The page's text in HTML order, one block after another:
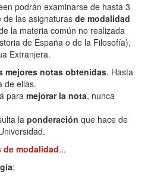
podrán examinarse de hasta 3
de las asignaturas de modalidad
la materia común no realizada
de España o de la Filosofía),
Extranjera.
mejores notas obtenidas. Hasta
de ellas.
para mejorar la nota, nunca
la ponderación que hace de
de modalidad...
: